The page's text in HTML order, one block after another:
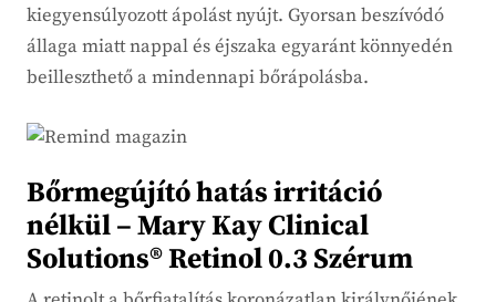
kiegyensúlyozott ápolást nyújt. Gyorsan beszívódó
állaga miatt nappal és éjszaka egyaránt könnyedén
beilleszthető a mindennapi bőrápolásba.
Bőrmegújító hatás irritáció
nélkül – Mary Kay Clinical
Solutions® Retinol 0.3 Szérum